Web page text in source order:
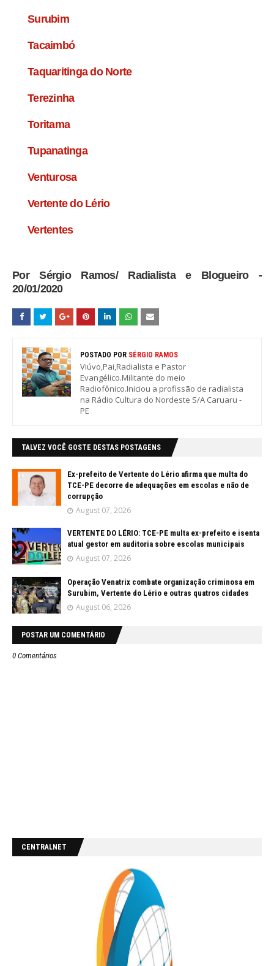
Surubim
Tacaimbó
Taquaritinga do Norte
Terezinha
Toritama
Tupanatinga
Venturosa
Vertente do Lério
Vertentes
Por Sérgio Ramos/ Radialista e Blogueiro -
20/01/2020
POSTADO POR SÉRGIO RAMOS
Viúvo,Pai,Radialista e Pastor
Evangélico.Militante do meio
Radiofônico.Iniciou a profissão de radialista
na Rádio Cultura do Nordeste S/A Caruaru -
PE
TALVEZ VOCÊ GOSTE DESTAS POSTAGENS
Ex-prefeito de Vertente do Lério afirma que multa do
TCE-PE decorre de adequações em escolas e não de
corrupção
August 07, 2026
VERTENTE DO LÉRIO: TCE-PE multa ex-prefeito e isenta
atual gestor em auditoria sobre escolas municipais
August 07, 2026
Operação Venatrix combate organização criminosa em
Surubim, Vertente do Lério e outras quatros cidades
August 06, 2026
POSTAR UM COMENTÁRIO
0 Comentários
CENTRALNET